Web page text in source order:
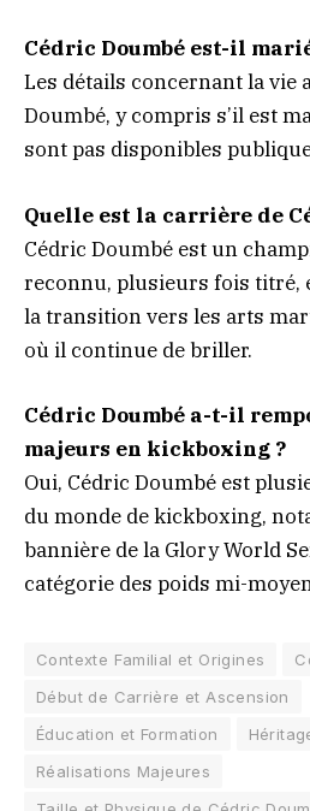
Cédric Doumbé est-il
Les détails concernant la vie
Doumbé, y compris s’il est
sont pas disponibles
Quelle est la carrière de
Cédric Doumbé est un
reconnu, plusieurs fois titré,
la transition vers les arts
où il continue de briller.
Cédric Doumbé a-t-il
majeurs en kickboxing ?
Oui, Cédric Doumbé est
du monde de kickboxing,
bannière de la Glory World
catégorie des poids mi-
Contexte Familial et Origines
Début de Carrière et Ascension
Éducation et Formation
Réalisations Majeures